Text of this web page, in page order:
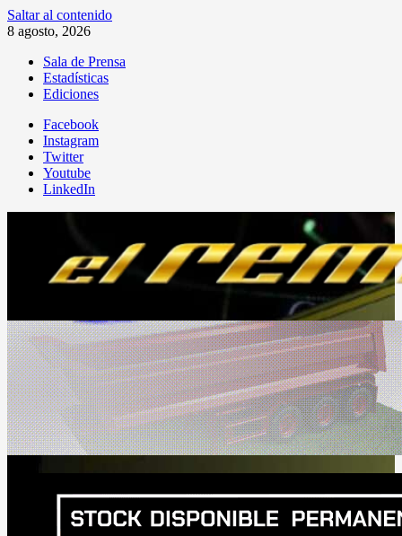
Saltar al contenido
8 agosto, 2026
Sala de Prensa
Estadísticas
Ediciones
Facebook
Instagram
Twitter
Youtube
LinkedIn